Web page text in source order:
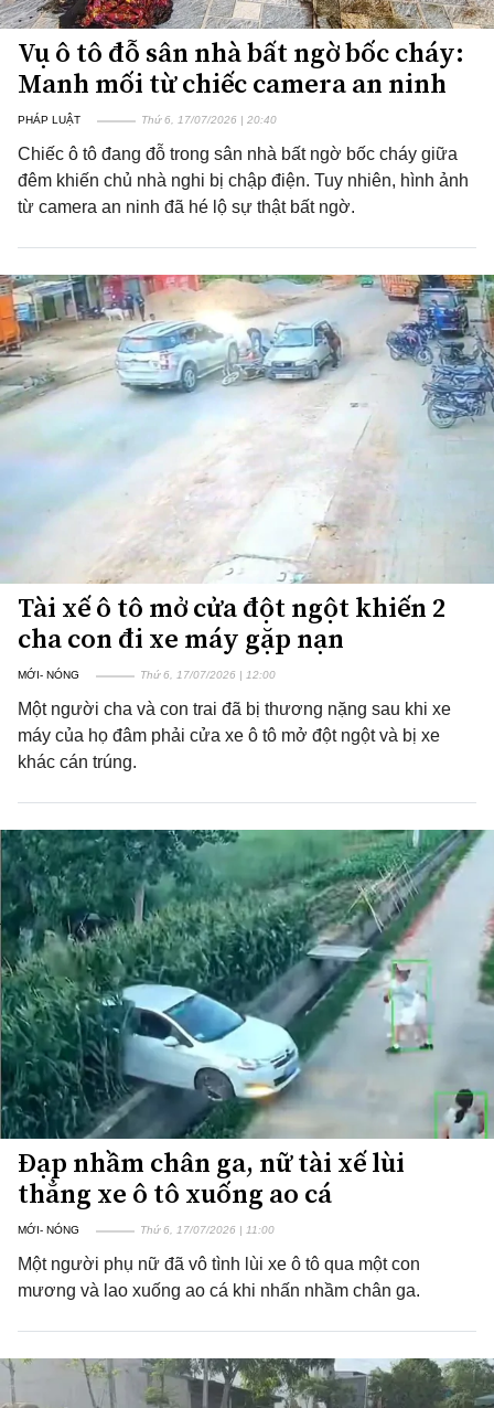
Vụ ô tô đỗ sân nhà bất ngờ bốc cháy:
Manh mối từ chiếc camera an ninh
PHÁP LUẬT Thứ 6, 17/07/2026 | 20:40
Chiếc ô tô đang đỗ trong sân nhà bất ngờ bốc cháy giữa
đêm khiến chủ nhà nghi bị chập điện. Tuy nhiên, hình ảnh
từ camera an ninh đã hé lộ sự thật bất ngờ.
Tài xế ô tô mở cửa đột ngột khiến 2
cha con đi xe máy gặp nạn
MỚI- NÓNG Thứ 6, 17/07/2026 | 12:00
Một người cha và con trai đã bị thương nặng sau khi xe
máy của họ đâm phải cửa xe ô tô mở đột ngột và bị xe
khác cán trúng.
Đạp nhầm chân ga, nữ tài xế lùi
thẳng xe ô tô xuống ao cá
MỚI- NÓNG Thứ 6, 17/07/2026 | 11:00
Một người phụ nữ đã vô tình lùi xe ô tô qua một con
mương và lao xuống ao cá khi nhấn nhầm chân ga.